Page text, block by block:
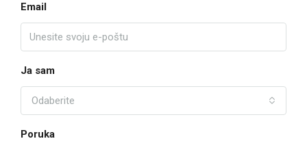
Email
Ja sam
Odaberite
Poruka